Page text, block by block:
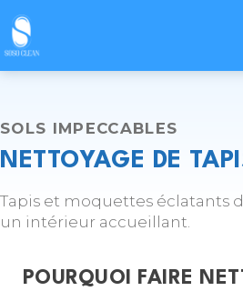
SOLS IMPECCABLES
NETTOYAGE DE
Tapis et moquettes éclatants
un intérieur accueillant.
POURQUOI FAIRE